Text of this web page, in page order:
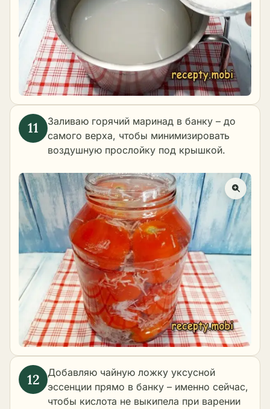
Заливаю горячий маринад в банку – до
самого верха, чтобы минимизировать
воздушную прослойку под крышкой.
Добавляю чайную ложку уксусной
эссенции прямо в банку – именно сейчас,
чтобы кислота не выкипела при варении